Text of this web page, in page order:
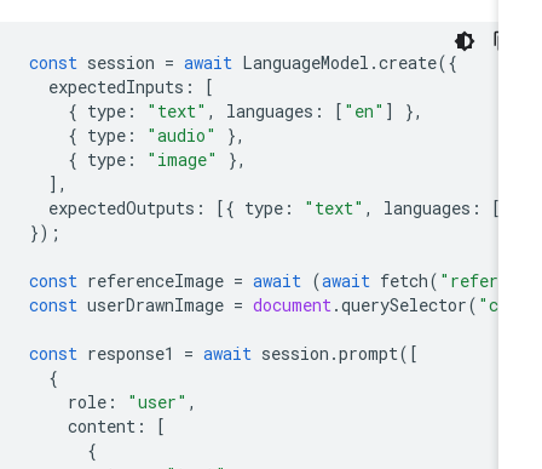
const session = await LanguageModel.create
expectedInputs
{ type : "text", languages : ["en"]
{ type: "audio"
{ type : "image"
expectedOutputs: [{ type : "text", languages
const referenceImage = await (await fetch(
const userDrawnImage = document.querySelector(
const response1 = await session.prompt
role: "user"
content